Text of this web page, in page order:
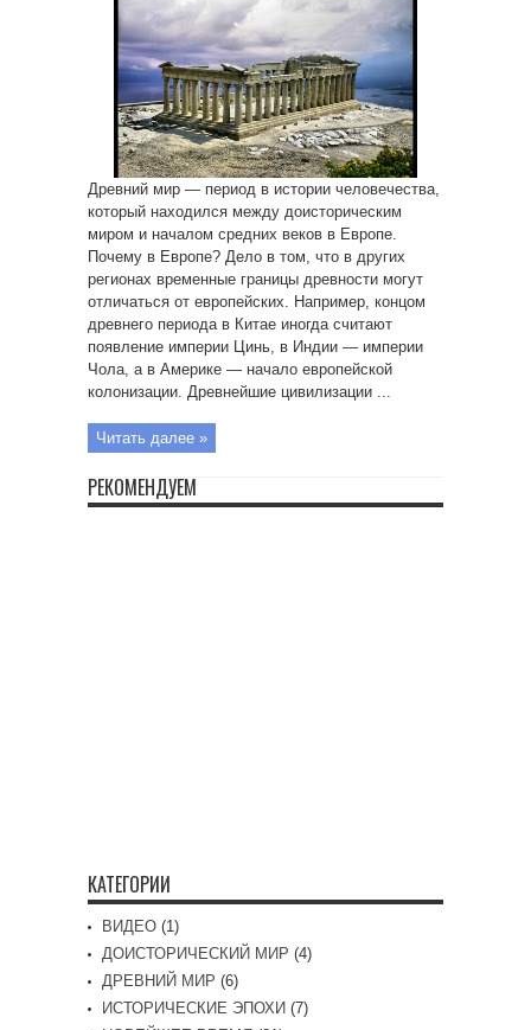
Древний мир — период в истории человечества,
который находился между доисторическим
миром и началом средних веков в Европе.
Почему в Европе? Дело в том, что в других
регионах временные границы древности могут
отличаться от европейских. Например, концом
древнего периода в Китае иногда считают
появление империи Цинь, в Индии — империи
Чола, а в Америке — начало европейской
колонизации. Древнейшие цивилизации ...
Читать далее »
РЕКОМЕНДУЕМ
КАТЕГОРИИ
ВИДЕО (1)
ДОИСТОРИЧЕСКИЙ МИР (4)
ДРЕВНИЙ МИР (6)
ИСТОРИЧЕСКИЕ ЭПОХИ (7)